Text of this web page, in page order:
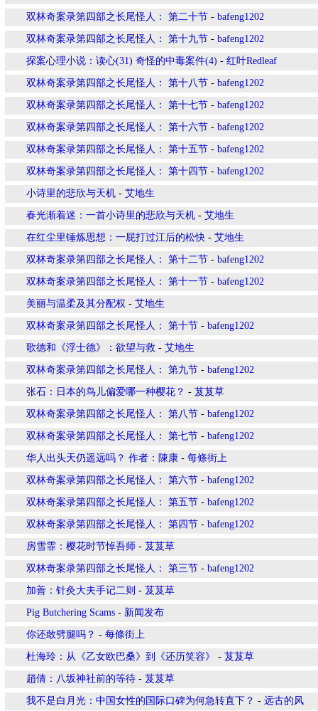
双林奇案录第四部之长尾怪人： 第二十节 - bafeng1202
双林奇案录第四部之长尾怪人： 第十九节 - bafeng1202
探案心理小说：读心(31) 奇怪的中毒案件(4) - 红叶Redleaf
双林奇案录第四部之长尾怪人： 第十八节 - bafeng1202
双林奇案录第四部之长尾怪人： 第十七节 - bafeng1202
双林奇案录第四部之长尾怪人： 第十六节 - bafeng1202
双林奇案录第四部之长尾怪人： 第十五节 - bafeng1202
双林奇案录第四部之长尾怪人： 第十四节 - bafeng1202
小诗里的悲欣与天机 - 艾地生
春光渐着迷：一首小诗里的悲欣与天机 - 艾地生
在红尘里锤炼思想：一屁打过江后的松快 - 艾地生
双林奇案录第四部之长尾怪人： 第十二节 - bafeng1202
双林奇案录第四部之长尾怪人： 第十一节 - bafeng1202
美丽与温柔及其分配权 - 艾地生
双林奇案录第四部之长尾怪人： 第十节 - bafeng1202
歌德和《浮士德》：欲望与救 - 艾地生
双林奇案录第四部之长尾怪人： 第九节 - bafeng1202
张石：日本的鸟儿偏爱哪一种樱花？ - 芨芨草
双林奇案录第四部之长尾怪人： 第八节 - bafeng1202
双林奇案录第四部之长尾怪人： 第七节 - bafeng1202
华人出头天仍遥远吗？ 作者：陳康 - 每條街上
双林奇案录第四部之长尾怪人： 第六节 - bafeng1202
双林奇案录第四部之长尾怪人： 第五节 - bafeng1202
双林奇案录第四部之长尾怪人： 第四节 - bafeng1202
房雪霏：樱花时节悼吾师 - 芨芨草
双林奇案录第四部之长尾怪人： 第三节 - bafeng1202
加善：针灸大夫手记二则 - 芨芨草
Pig Butchering Scams - 新闻发布
你还敢劈腿吗？ - 每條街上
杜海玲：从《乙女欧巴桑》到《还历笑容》 - 芨芨草
趙倩：八坂神社前的等待 - 芨芨草
我不是白月光：中国女性的国际口碑为何急转直下？ - 远古的风